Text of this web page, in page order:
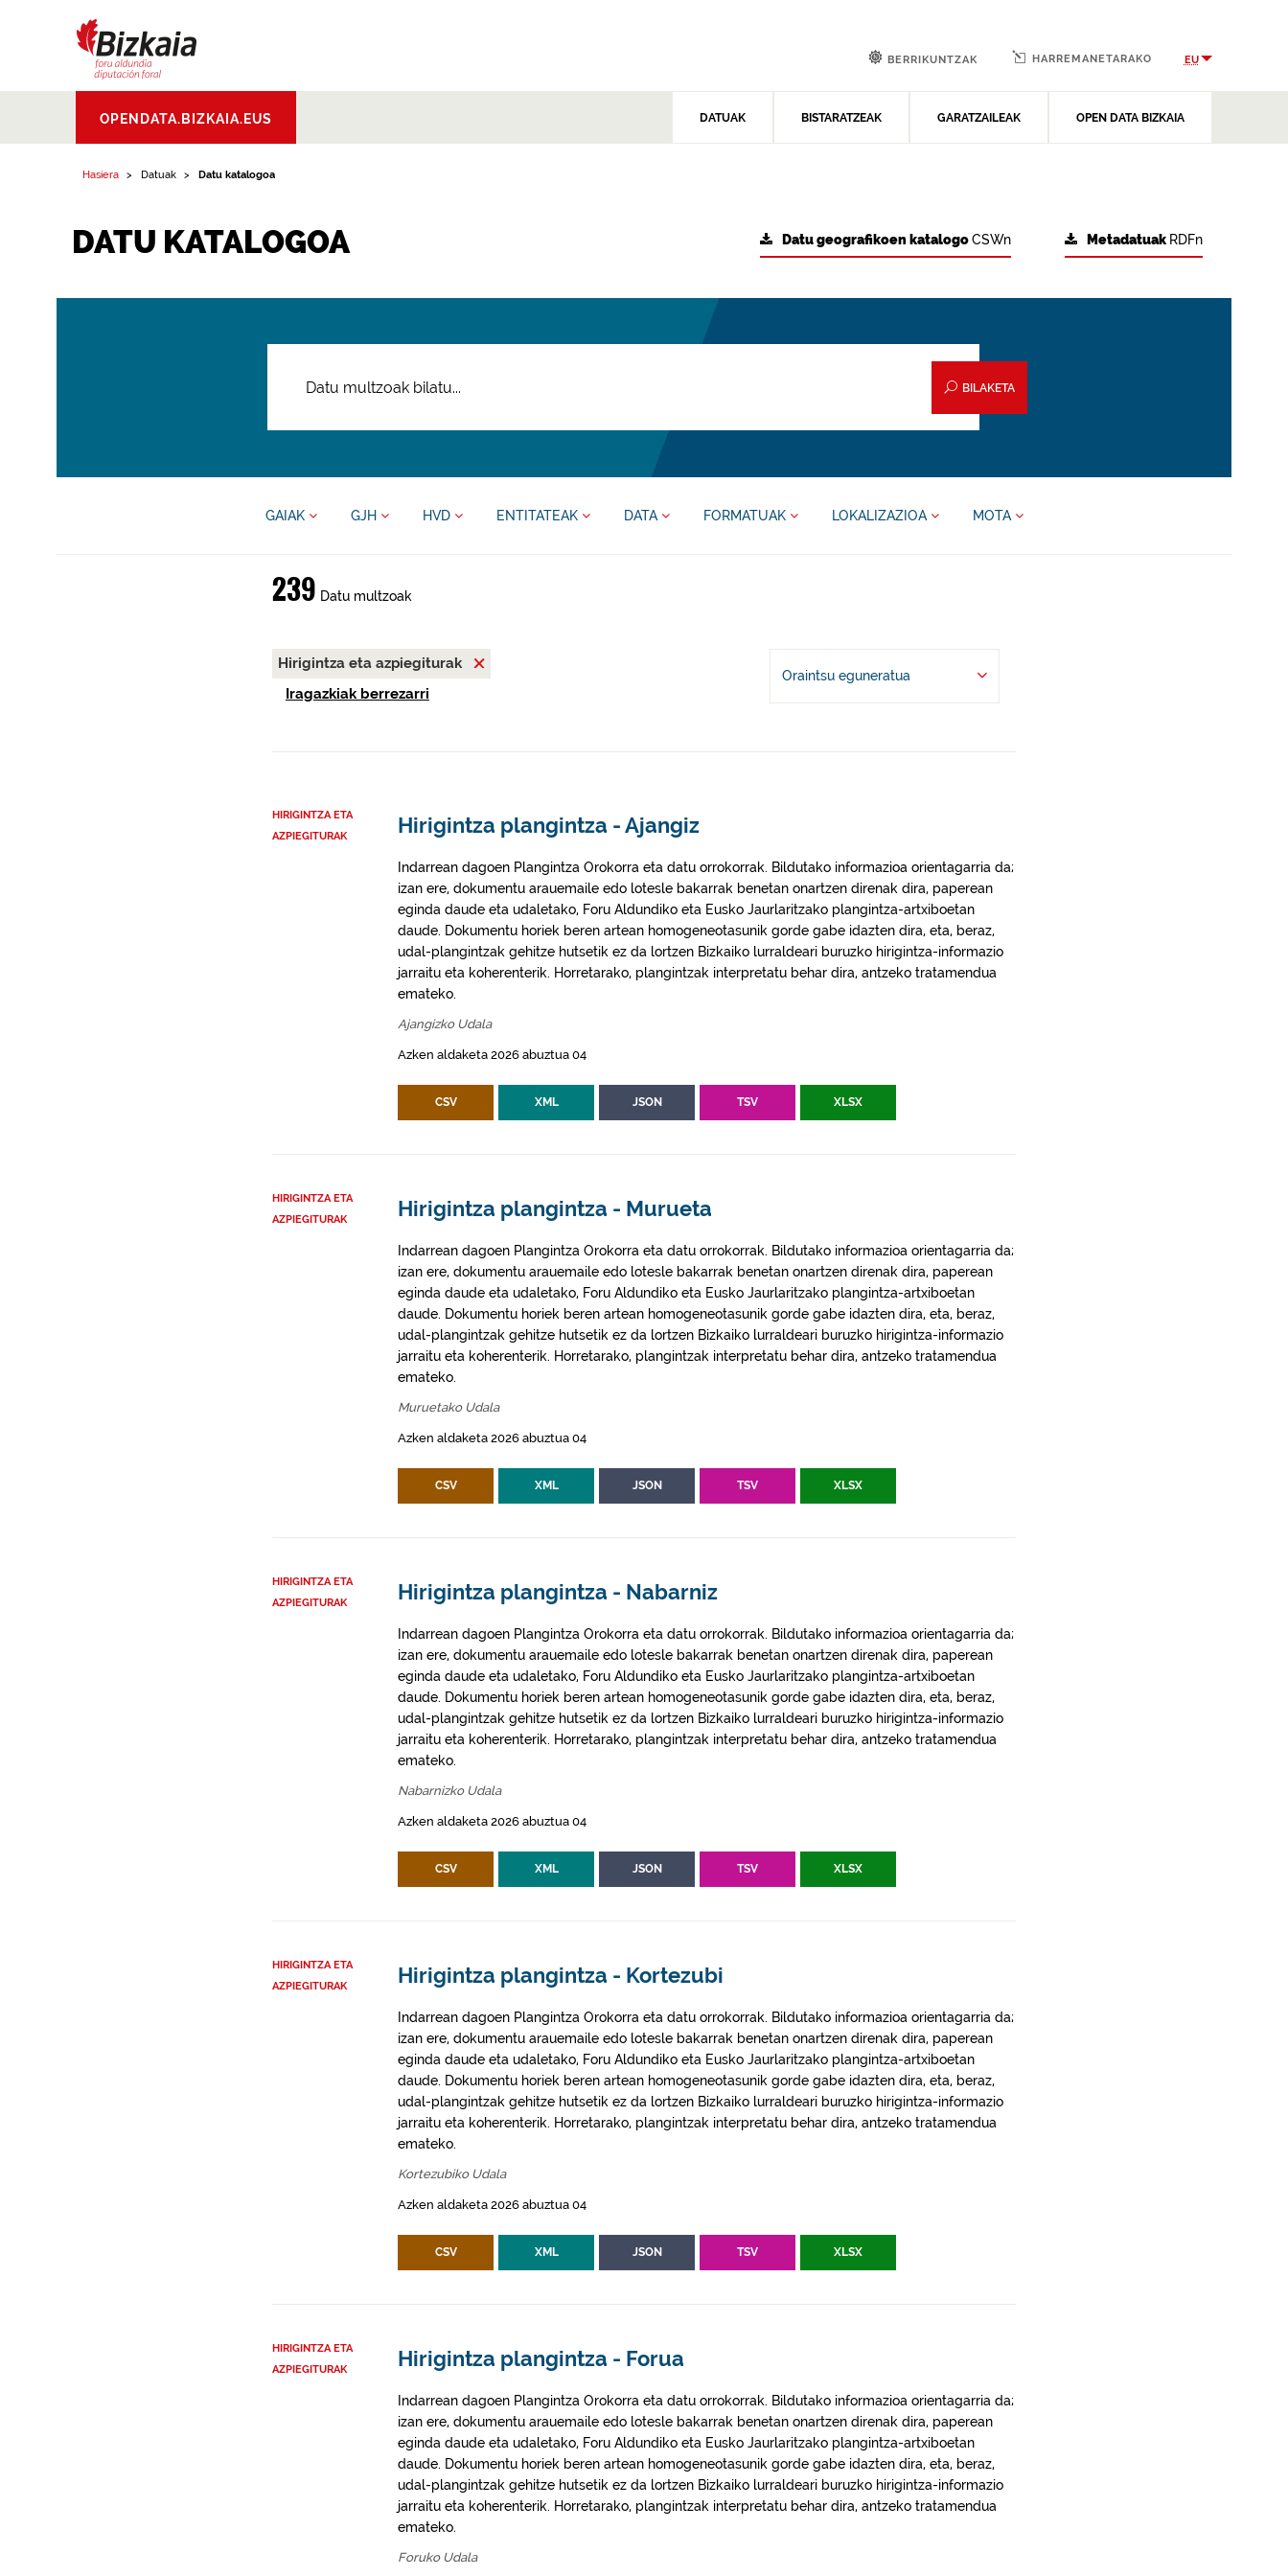
Aldundia.Diputacion
Foral de Bizkaia
OPENDATA.BIZKAIA.EUS DATUAK BISTARATZEAK GARATZAILEAK OPEN DATA BIZKAIA
BERRIKUNTZAK HARREMANETARAKO EU
Hasiera Datuak Datu katalogoa
DATU KATALOGOA Metadatuak RDFn
Datu geografikoen katalogoCSWn
BILAKETA
GAIAK GJH HVD ENTITATEAK DATA FORMATUAK LOKALIZAZIOA MOTA
239 Datu multzoak
Hirigintza eta azpiegiturak
Iragazkiak berrezarri
Oraintsu eguneratua
HIRIGINTZA ETA
AZPIEGITURAK
Hirigintza plangintza - Ajangiz
Indarrean dagoen Plangintza Orokorra eta datu orrokorrak. Bildutako informazioa orientagarria da;
izan ere, dokumentu arauemaile edo lotesle bakarrak benetan onartzen direnak dira, paperean
eginda daude eta udaletako, Foru Aldundiko eta Eusko Jaurlaritzako plangintza-artxiboetan
daude. Dokumentu horiek beren artean homogeneotasunik gorde gabe idazten dira, eta, beraz,
udal-plangintzak gehitze hutsetik ez da lortzen Bizkaiko lurraldeari buruzko hirigintza-informazio
jarraitu eta koherenterik. Horretarako, plangintzak interpretatu behar dira, antzeko tratamendua
emateko.
Ajangizko Udala
Azken aldaketa 2026 abuztua 04
CSV XML JSON TSV XLSX
HIRIGINTZA ETA
AZPIEGITURAK
Hirigintza plangintza - Murueta
Indarrean dagoen Plangintza Orokorra eta datu orrokorrak. Bildutako informazioa orientagarria da;
izan ere, dokumentu arauemaile edo lotesle bakarrak benetan onartzen direnak dira, paperean
eginda daude eta udaletako, Foru Aldundiko eta Eusko Jaurlaritzako plangintza-artxiboetan
daude. Dokumentu horiek beren artean homogeneotasunik gorde gabe idazten dira, eta, beraz,
udal-plangintzak gehitze hutsetik ez da lortzen Bizkaiko lurraldeari buruzko hirigintza-informazio
jarraitu eta koherenterik. Horretarako, plangintzak interpretatu behar dira, antzeko tratamendua
emateko.
Muruetako Udala
Azken aldaketa 2026 abuztua 04
CSV XML JSON TSV XLSX
HIRIGINTZA ETA
AZPIEGITURAK
Hirigintza plangintza - Nabarniz
Indarrean dagoen Plangintza Orokorra eta datu orrokorrak. Bildutako informazioa orientagarria da;
izan ere, dokumentu arauemaile edo lotesle bakarrak benetan onartzen direnak dira, paperean
eginda daude eta udaletako, Foru Aldundiko eta Eusko Jaurlaritzako plangintza-artxiboetan
daude. Dokumentu horiek beren artean homogeneotasunik gorde gabe idazten dira, eta, beraz,
udal-plangintzak gehitze hutsetik ez da lortzen Bizkaiko lurraldeari buruzko hirigintza-informazio
jarraitu eta koherenterik. Horretarako, plangintzak interpretatu behar dira, antzeko tratamendua
emateko.
Nabarnizko Udala
Azken aldaketa 2026 abuztua 04
CSV XML JSON TSV XLSX
HIRIGINTZA ETA
AZPIEGITURAK
Hirigintza plangintza - Kortezubi
Indarrean dagoen Plangintza Orokorra eta datu orrokorrak. Bildutako informazioa orientagarria da;
izan ere, dokumentu arauemaile edo lotesle bakarrak benetan onartzen direnak dira, paperean
eginda daude eta udaletako, Foru Aldundiko eta Eusko Jaurlaritzako plangintza-artxiboetan
daude. Dokumentu horiek beren artean homogeneotasunik gorde gabe idazten dira, eta, beraz,
udal-plangintzak gehitze hutsetik ez da lortzen Bizkaiko lurraldeari buruzko hirigintza-informazio
jarraitu eta koherenterik. Horretarako, plangintzak interpretatu behar dira, antzeko tratamendua
emateko.
Kortezubiko Udala
Azken aldaketa 2026 abuztua 04
CSV XML JSON TSV XLSX
HIRIGINTZA ETA
AZPIEGITURAK
Hirigintza plangintza - Forua
Indarrean dagoen Plangintza Orokorra eta datu orrokorrak. Bildutako informazioa orientagarria da;
izan ere, dokumentu arauemaile edo lotesle bakarrak benetan onartzen direnak dira, paperean
eginda daude eta udaletako, Foru Aldundiko eta Eusko Jaurlaritzako plangintza-artxiboetan
daude. Dokumentu horiek beren artean homogeneotasunik gorde gabe idazten dira, eta, beraz,
udal-plangintzak gehitze hutsetik ez da lortzen Bizkaiko lurraldeari buruzko hirigintza-informazio
jarraitu eta koherenterik. Horretarako, plangintzak interpretatu behar dira, antzeko tratamendua
emateko.
Foruko Udala